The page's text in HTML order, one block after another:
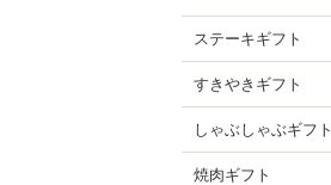
ステーキギフト
すきやきギフト
しゃぶしゃぶギフト
焼肉ギフト